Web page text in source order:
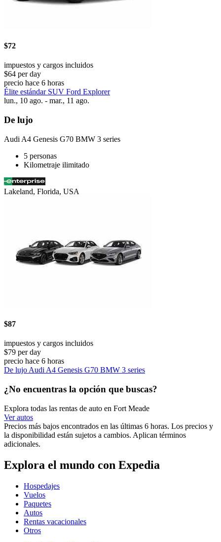
$72
impuestos y cargos incluidos
$64 per day
precio hace 6 horas
Élite estándar SUV Ford Explorer
lun., 10 ago. - mar., 11 ago.
De lujo
Audi A4 Genesis G70 BMW 3 series
5 personas
Kilometraje ilimitado
Lakeland, Florida, USA
$87
impuestos y cargos incluidos
$79 per day
precio hace 6 horas
De lujo Audi A4 Genesis G70 BMW 3 series
¿No encuentras la opción que buscas?
Explora todas las rentas de auto en Fort Meade
Ver autos
Precios más bajos encontrados en las últimas 6 horas. Los precios y
la disponibilidad están sujetos a cambios. Aplican términos
adicionales.
Explora el mundo con Expedia
Hospedajes
Vuelos
Paquetes
Autos
Rentas vacacionales
Otros